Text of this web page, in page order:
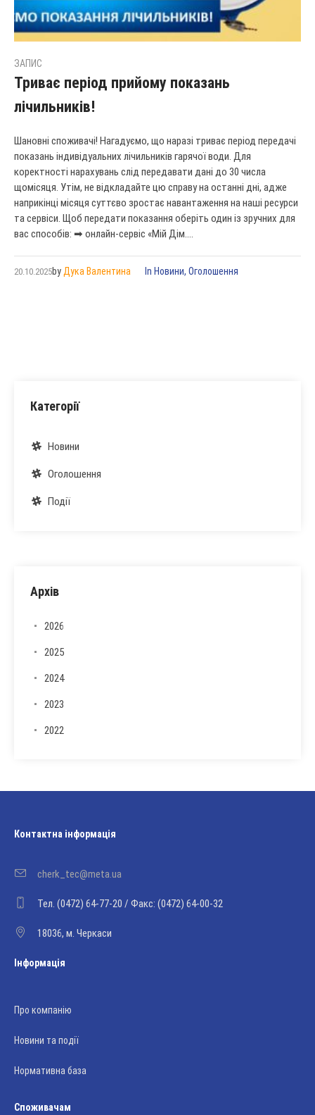
ЗАПИС
Триває період прийому показань
лічильників!
Шановні споживачі! Нагадуємо, що наразі триває період передачі
показань індивідуальних лічильників гарячої води. Для
коректності нарахувань слід передавати дані до 30 числа
щомісяця. Утім, не відкладайте цю справу на останні дні, адже
наприкінці місяця суттєво зростає навантаження на наші ресурси
та сервіси. Щоб передати показання оберіть один із зручних для
вас способів: ➡ онлайн-сервіс «Мій Дім....
20.10.2025by Дука Валентина In Новини, Оголошення
Категорії
Новини
Оголошення
Події
Архів
2026
2025
2024
2023
2022
Контактна інформація
cherk_tec@meta.ua
Тел. (0472) 64-77-20 / Факс: (0472) 64-00-32
18036, м. Черкаси
Інформація
Про компанію
Новини та події
Нормативна база
Споживачам